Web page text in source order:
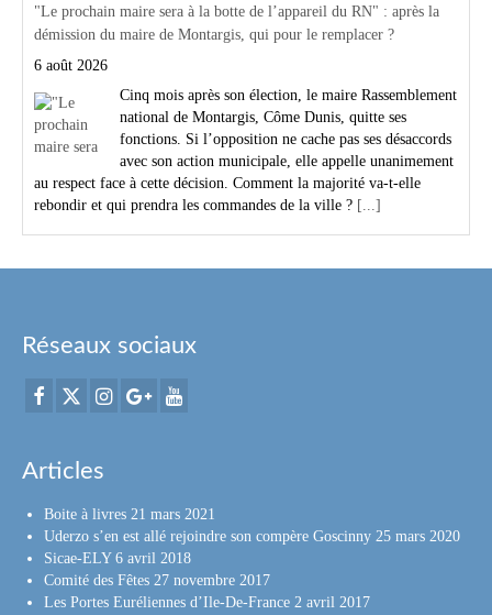
"Le prochain maire sera à la botte de l’appareil du RN" : après la
démission du maire de Montargis, qui pour le remplacer ?
6 août 2026
Cinq mois après son élection, le maire Rassemblement
national de Montargis, Côme Dunis, quitte ses
fonctions. Si l’opposition ne cache pas ses désaccords
avec son action municipale, elle appelle unanimement
au respect face à cette décision. Comment la majorité va-t-elle
rebondir et qui prendra les commandes de la ville ? [...]
Réseaux sociaux
Articles
Boite à livres 21 mars 2021
Uderzo s’en est allé rejoindre son compère Goscinny 25 mars 2020
Sicae-ELY 6 avril 2018
Comité des Fêtes 27 novembre 2017
Les Portes Euréliennes d’Ile-De-France 2 avril 2017